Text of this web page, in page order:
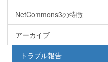
NetCommons3の特徴
アーカイブ
トラブル報告